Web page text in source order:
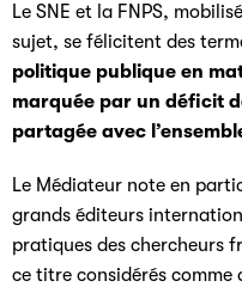
Le SNE et la FNPS,
sujet, se félicitent des
politique publique en
marquée par un déficit
partagée avec
Le Médiateur note en
grands éditeurs
pratiques des chercheurs
ce titre considérés comme